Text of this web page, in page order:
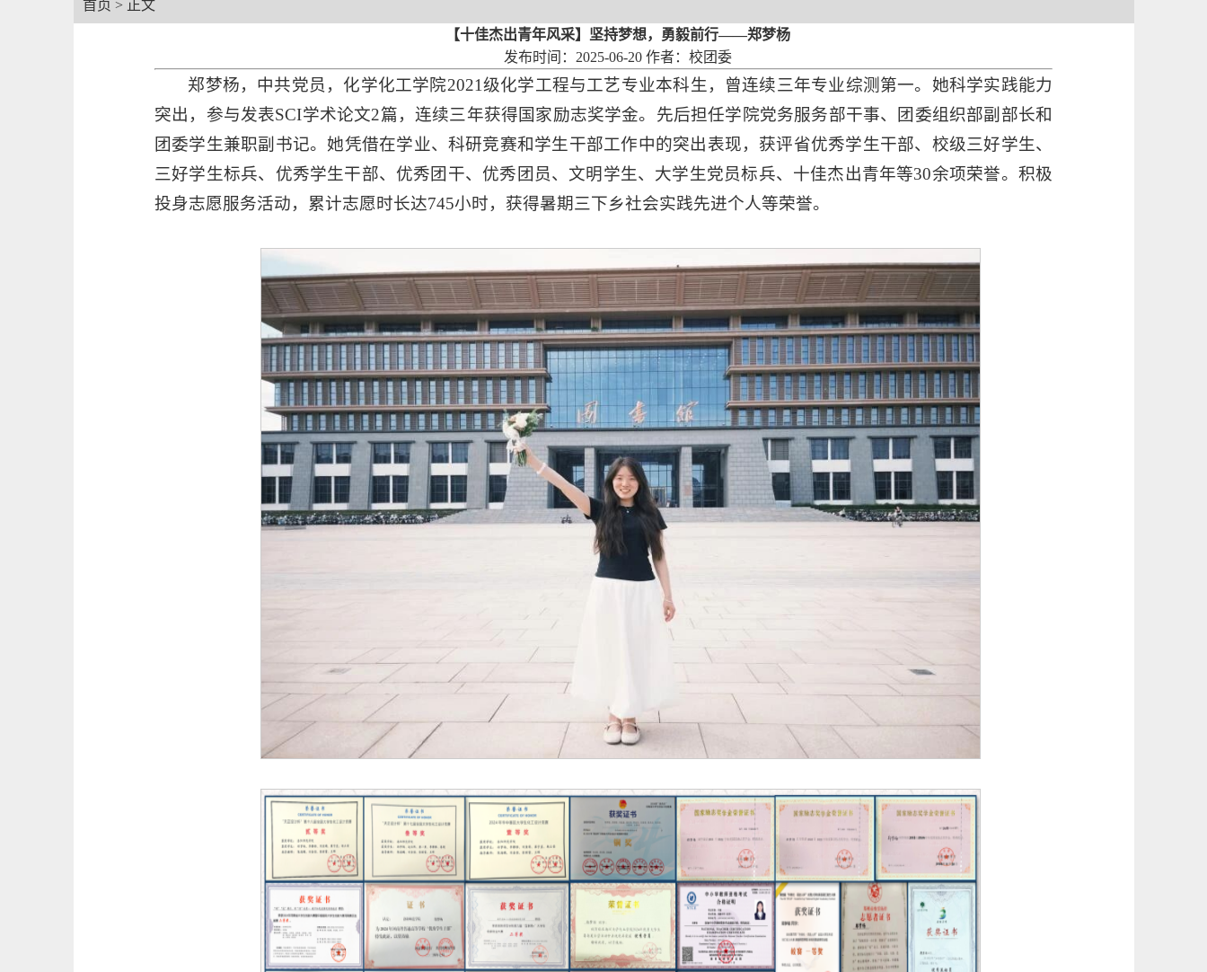
首页 > 正文
【十佳杰出青年风采】坚持梦想，勇毅前行——郑梦杨
发布时间：2025-06-20 作者：校团委
郑梦杨，中共党员，化学化工学院2021级化学工程与工艺专业本科生，曾连续三年专业综测第一。她科学实践能力
突出，参与发表SCI学术论文2篇，连续三年获得国家励志奖学金。先后担任学院党务服务部干事、团委组织部副部长和
团委学生兼职副书记。她凭借在学业、科研竞赛和学生干部工作中的突出表现，获评省优秀学生干部、校级三好学生、
三好学生标兵、优秀学生干部、优秀团干、优秀团员、文明学生、大学生党员标兵、十佳杰出青年等30余项荣誉。积极
投身志愿服务活动，累计志愿时长达745小时，获得暑期三下乡社会实践先进个人等荣誉。